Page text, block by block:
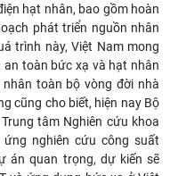
hạt nhân, bao gồm hoàn
phát triển nguồn nhân
trình này, Việt Nam mong
an toàn bức xạ và hạt nhân
toàn bộ vòng đời nhà
cũng cho biết, hiện nay Bộ
tâm Nghiên cứu khoa
nghiên cứu công suất
án quan trọng, dự kiến sẽ